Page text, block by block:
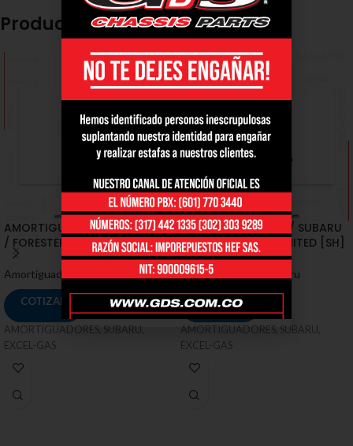
Productos relacionados
AMORTIGUADORES / SUBARU
/ FORESTER X, XT LIMITED [SH]
Amortiguadores
COTIZAR
AMORTIGUADORES, SUBARU,
EXCEL-GAS
AMORTIGUADORES / SUBARU
/ FORESTER X, XT LIMITED [SH]
Amortiguadores Subaru
COTIZAR
AMORTIGUADORES, SUBARU,
EXCEL-GAS